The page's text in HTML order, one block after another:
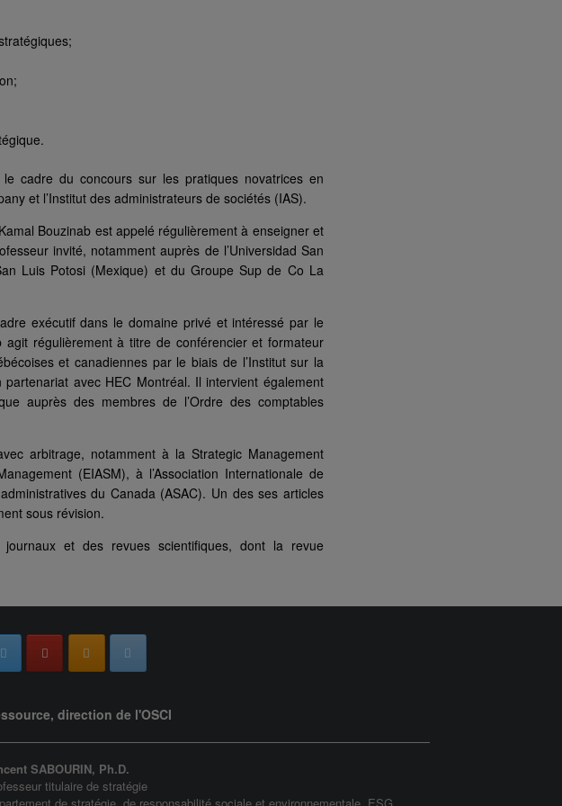
cadre du concours sur les pratiques novatrices en
et l’Institut des administrateurs de sociétés (IAS).
Bouzinab est appelé régulièrement à enseigner et
invité, notamment auprès de l’Universidad San
Luis Potosi (Mexique) et du Groupe Sup de Co La
exécutif dans le domaine privé et intéressé par le
régulièrement à titre de conférencier et formateur
et canadiennes par le biais de l’Institut sur la
avec HEC Montréal. Il intervient également
auprès des membres de l’Ordre des comptables
arbitrage, notamment à la Strategic Management
(EIASM), à l’Association Internationale de
du Canada (ASAC). Un des ses articles
sous révision.
et des revues scientifiques, dont la revue
direction de l'OSCI
SABOURIN, Ph.D.
titulaire de stratégie